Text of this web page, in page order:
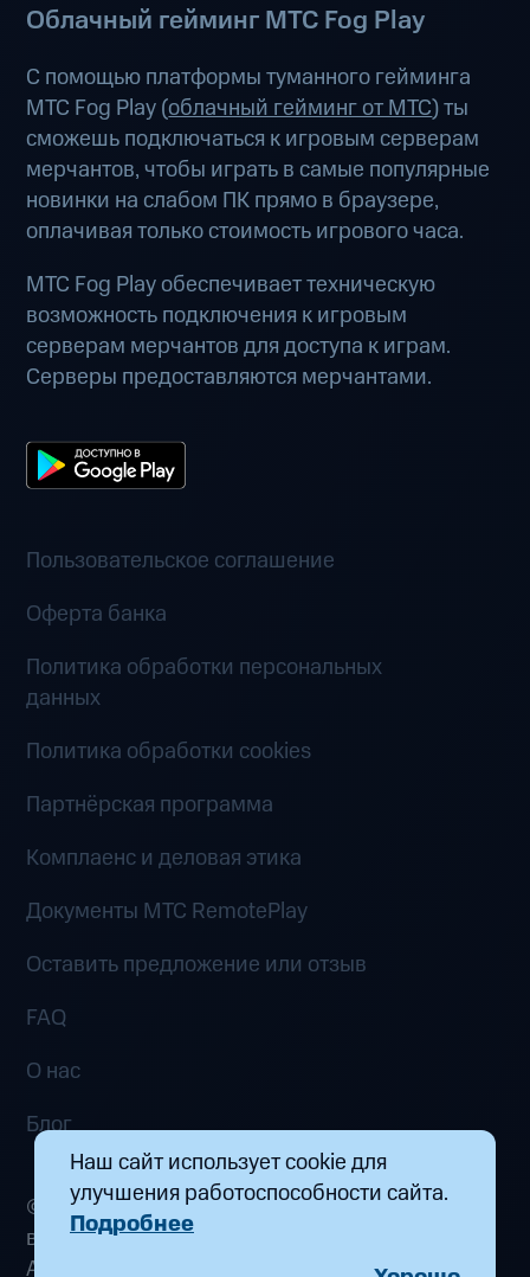
Наш сайт использует cookie для
улучшения работоспособности сайта.
Подробнее
Облачный гейминг МТС Fog Play
С помощью платформы туманного гейминга
МТС Fog Play (облачный гейминг от МТС) ты
сможешь подключаться к игровым серверам
мерчантов, чтобы играть в самые популярные
новинки на слабом ПК прямо в браузере,
оплачивая только стоимость игрового часа.
МТС Fog Play обеспечивает техническую
возможность подключения к игровым
серверам мерчантов для доступа к играм.
Серверы предоставляются мерчантами.
Пользовательское соглашение
Оферта банка
Политика обработки персональных
данных
Политика обработки cookies
Партнёрская программа
Комплаенс и деловая этика
Документы MTC RemotePlay
Оставить предложение или отзыв
FAQ
О нас
Блог
© 2026 ООО «Маркетплейс распределенных
вычислений». Все права защищены
Адрес: 115432, г. Москва, пр-кт Андропова, д.